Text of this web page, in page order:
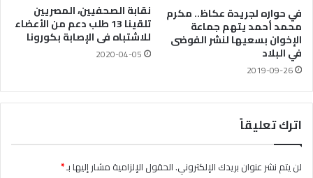
في حواره لجريدة عكاظ.. مكرم
محمد أحمد يتهم جماعة
الإخوان بسعيها لنشر الفوضى
في البلاد
2019-09-26
نقابة الصحفيين، المصريين
تلقينا 13 طلب دعم من الأعضاء
للاشتباه فى الإصابة بكورونا
2020-04-05
اترك تعليقاً
لن يتم نشر عنوان بريدك الإلكتروني.الحقول الإلزامية مشار إليها بـ*